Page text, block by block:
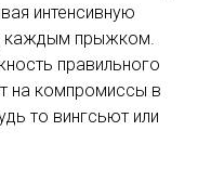
интенсивную
каждым прыжком.
правильного
на компромиссы в
то вингсьют или